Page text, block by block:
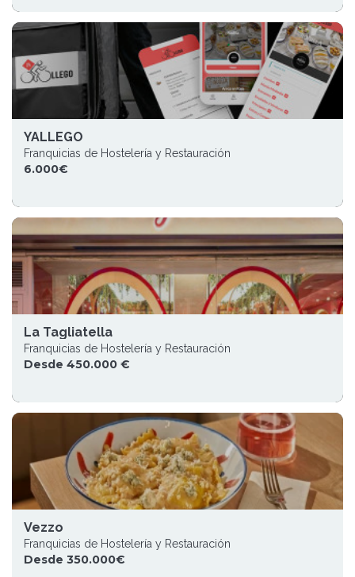
YALLEGO
Franquicias de Hostelería y Restauración
6.000€
La Tagliatella
Franquicias de Hostelería y Restauración
Desde 450.000 €
Vezzo
Franquicias de Hostelería y Restauración
Desde 350.000€